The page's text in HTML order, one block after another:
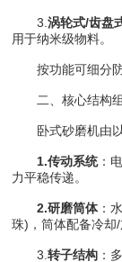
3.涡轮式/齿盘
用于纳米级物料。
按功能可细分防
二、核心结构
卧式砂磨机由以
1.传动系统：
力平稳传递。
2.研磨筒体：
珠)，筒体配备冷却/
3.转子结构 ：